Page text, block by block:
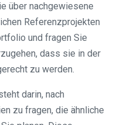
über nachgewiesene
Referenzprojekten
und fragen Sie
dass sie in der
zu werden.
darin, nach
zu fragen, die ähnliche